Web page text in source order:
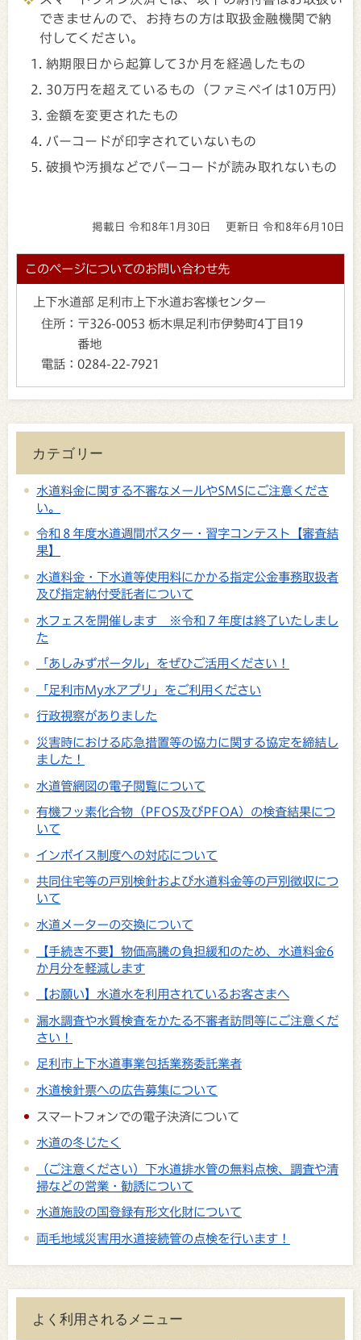
できませんので、お持ちの方は取扱金融機関で納
付してください。
納期限日から起算して3か月を経過したもの
30万円を超えているもの（ファミペイは10万円）
金額を変更されたもの
バーコードが印字されていないもの
破損や汚損などでバーコードが読み取れないもの
掲載日 令和8年1月30日 更新日 令和8年6月10日
このページについてのお問い合わせ先
上下水道部 足利市上下水道お客様センター
住所： 〒326-0053 栃木県足利市伊勢町4丁目19
番地
電話： 0284-22-7921
カテゴリー
水道料金に関する不審なメールやSMSにご注意くださ
い。
令和８年度水道週間ポスター・習字コンテスト【審査結
果】
水道料金・下水道等使用料にかかる指定公金事務取扱者
及び指定納付受託者について
水フェスを開催します ※令和７年度は終了いたしまし
た
「あしみずポータル」をぜひご活用ください！
「足利市My水アプリ」をご利用ください
行政視察がありました
災害時における応急措置等の協力に関する協定を締結し
ました！
水道管網図の電子閲覧について
有機フッ素化合物（PFOS及びPFOA）の検査結果につ
いて
インボイス制度への対応について
共同住宅等の戸別検針および水道料金等の戸別徴収につ
いて
水道メーターの交換について
【手続き不要】物価高騰の負担緩和のため、水道料金6
か月分を軽減します
【お願い】水道水を利用されているお客さまへ
漏水調査や水質検査をかたる不審者訪問等にご注意くだ
さい！
足利市上下水道事業包括業務委託業者
水道検針票への広告募集について
スマートフォンでの電子決済について
水道の冬じたく
（ご注意ください）下水道排水管の無料点検、調査や清
掃などの営業・勧誘について
水道施設の国登録有形文化財について
両毛地域災害用水道接続管の点検を行います！
よく利用されるメニュー